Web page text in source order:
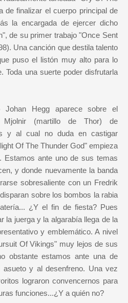
de finalizar el cuerpo principal de
la encargada de ejercer dicho
de su primer trabajo "Once Sent
Una canción que destila talento
puso el listón muy alto para lo
Toda una suerte poder disfrutarla
Johan Hegg aparece sobre el
Mjolnir (martillo de Thor) de
y al cual no duda en castigar
Of The Thunder God" empieza
Estamos ante uno de sus temas
y donde nuevamente la banda
sobresaliente con un Fredrik
sobre los bombos la rabia
¿Y el fin de fiesta? Pues
la juerga y la algarabía llega de la
y emblemático. A nivel
Of Vikings" muy lejos de sus
obstante estamos ante una de
y al desenfreno. Una vez
lograron convencernos para
funciones...¿Y a quién no?